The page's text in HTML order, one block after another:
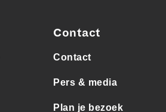
Contact
Contact
Pers & media
Plan je bezoek